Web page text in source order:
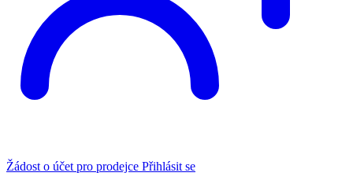
Žádost o účet pro prodejce Přihlásit se